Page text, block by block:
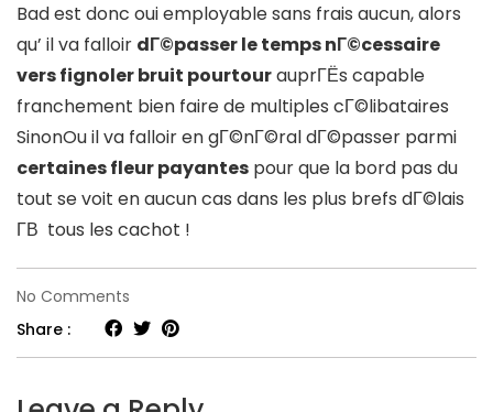
Bad est donc oui employable sans frais aucun, alors
qu’ il va falloir dГ©passer le temps nГ©cessaire
vers fignoler bruit pourtourauprГЁs capable
franchement bien faire de multiples cГ©libataires
SinonOu il va falloir en gГ©nГ©ral dГ©passer parmi
certaines fleur payantes pour que la bord pas du
tout se voit en aucun cas dans les plus brefs dГ©lais
Г­В tous les cachot !
No Comments
On
a
examinГ©
Share :